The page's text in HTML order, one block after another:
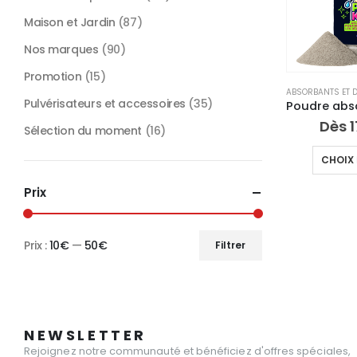
Dès
CHOIX
Maison et Jardin (87)
Nos marques (90)
Promotion (15)
Pulvérisateurs et accessoires (35)
Sélection du moment (16)
Prix
Filtrer
Prix :10€— 50€
NEWSLETTER
Rejoignez notre communauté et bénéficiez d'offres spéciales,